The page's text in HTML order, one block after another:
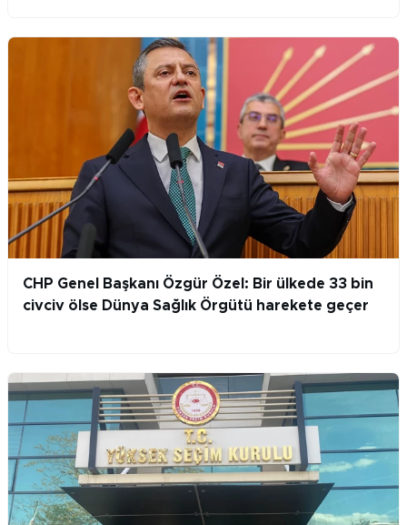
CHP Genel Başkanı Özgür Özel: Bir ülkede 33 bin
civciv ölse Dünya Sağlık Örgütü harekete geçer